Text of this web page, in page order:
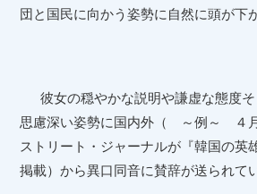
団と国民に向かう姿勢に自然に頭が下
彼女の穏やかな説明や謙虚な態度そ
思慮深い姿勢に国内外（ ～例～ ４
ストリート・ジャーナルが『韓国の英
掲載）から異口同音に賛辞が送られて